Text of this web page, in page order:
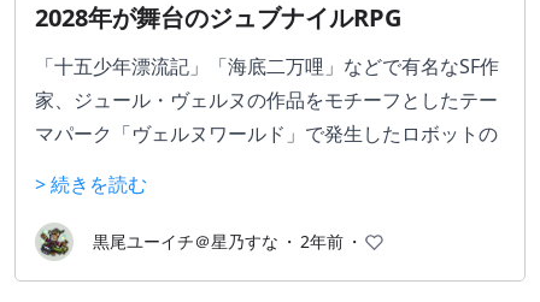
2028年が舞台のジュブナイルRPG
「十五少年漂流記」「海底二万哩」などで有名なSF作
家、ジュール・ヴェルヌの作品をモチーフとしたテー
マパーク「ヴェルヌワールド」で発生したロボットの
一本道なシナリオだが各作品がモチーフのエリアは変
化も大きく、SF小説を読むようなストーリーで退屈し
ない。
> 続きを読む
黒尾ユーイチ＠星乃すな ・ 2年前 ・